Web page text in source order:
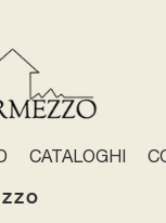
CATALOGHI